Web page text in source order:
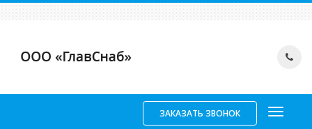
ЗАКАЗАТЬ ЗВОНОК